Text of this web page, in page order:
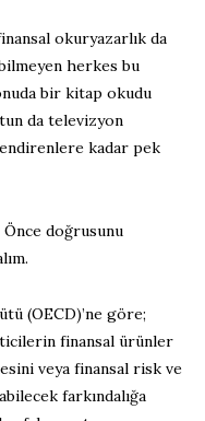
okuryazarlık da
herkes bu
bir kitap okudu
da televizyon
kadar pek
doğrusunu
(OECD)’ne göre;
finansal ürünler
veya finansal risk ve
farkındalığa